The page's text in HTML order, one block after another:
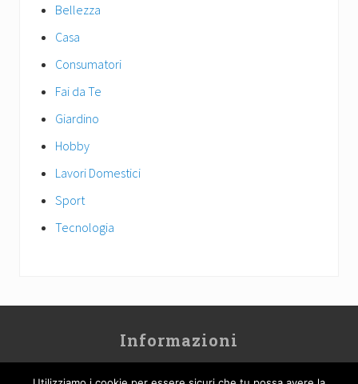
Bellezza
Casa
Consumatori
Fai da Te
Giardino
Hobby
Lavori Domestici
Sport
Tecnologia
Footer
Informazioni